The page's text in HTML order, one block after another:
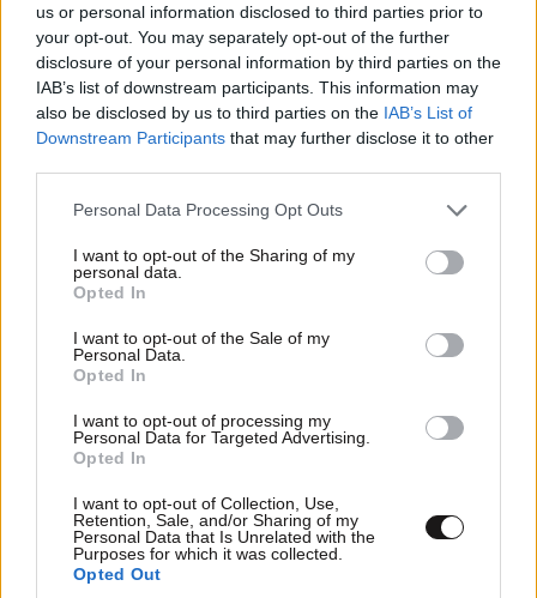
us or personal information disclosed to third parties prior to
your opt-out. You may separately opt-out of the further
disclosure of your personal information by third parties on the
IAB’s list of downstream participants. This information may
also be disclosed by us to third parties on the IAB’s List of
Downstream Participants that may further disclose it to other
Please note that this website/app uses one or more Google
not limited to your visit or usage behaviour. You may click to
grant or deny consent to Google and its third-party tags to
use your data for below specified purposes in below Google
consent section.
Personal Data Processing Opt Outs
I want to opt-out of the Sharing of my
personal data.
Opted In
I want to opt-out of the Sale of my
Personal Data.
Opted In
I want to opt-out of processing my
Personal Data for Targeted Advertising.
Opted In
I want to opt-out of Collection, Use,
Retention, Sale, and/or Sharing of my
Personal Data that Is Unrelated with the
Purposes for which it was collected.
Opted Out
TRENDING
ΕΛΛΑΔΑ3 ω. πριν